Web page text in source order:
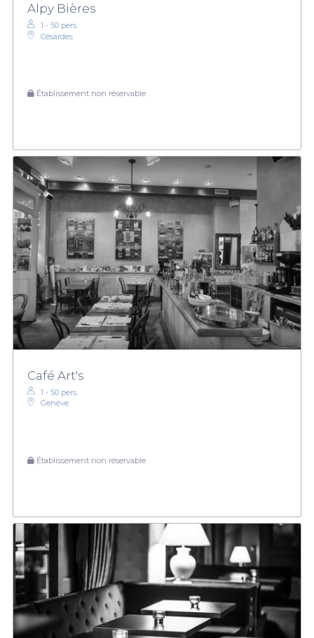
Alpy Bières
1 - 50 pers.
Césardes
Établissement non réservable
Café Art's
1 - 50 pers.
Genève
Établissement non réservable